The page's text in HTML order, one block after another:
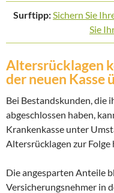
Surftipp:Sichern Sie
Sie
Altersrücklagen
der neuen Kasse
Bei Bestandskunden, die
abgeschlossen haben,
Krankenkasse unter
Altersrücklagen zur Folge
Die angesparten Anteile
Versicherungsnehmer in